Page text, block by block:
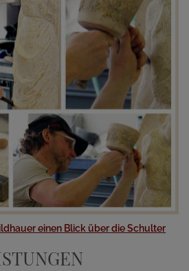
einen Blick über die Schulter